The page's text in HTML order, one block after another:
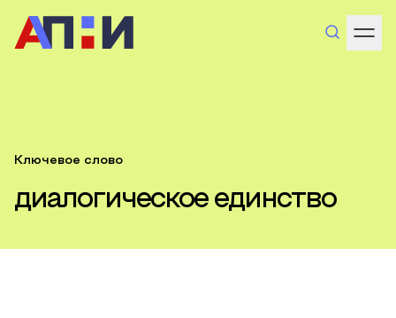
Ключевое слово
диалогическое единство